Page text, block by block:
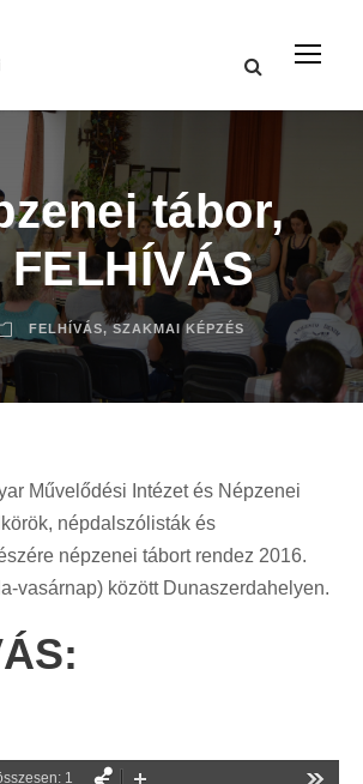
tábor,
FELHÍVÁS
FELHÍVÁS, SZAKMAI KÉPZÉS
Művelődési Intézet és Népzenei
népdalszólisták és
népzenei tábort rendez 2016.
vasárnap) között Dunaszerdahelyen.